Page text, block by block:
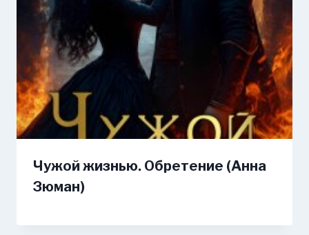
Чужой жизнью. Обретение (Анна
Зюман)